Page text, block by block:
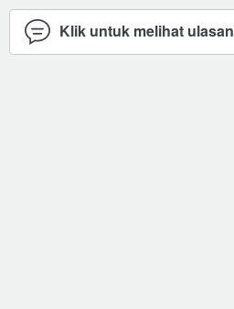
Klik untuk melihat ulasan